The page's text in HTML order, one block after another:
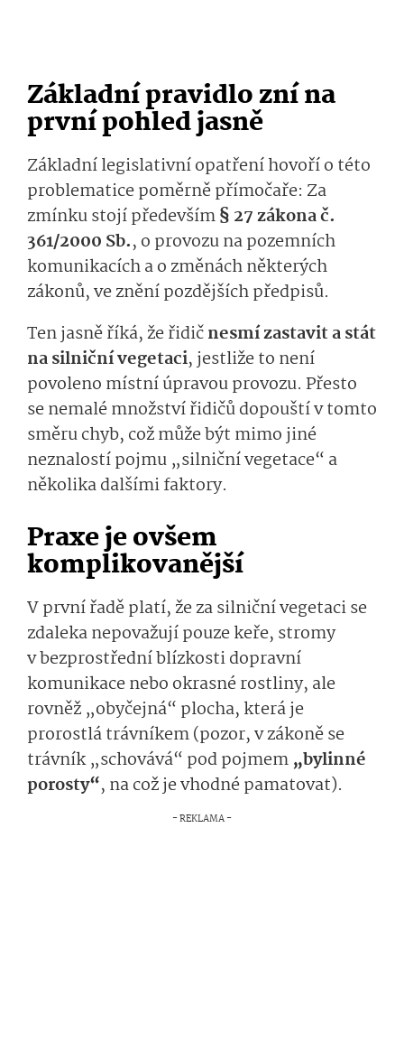
Základní pravidlo zní na
první pohled jasně
Základní legislativní opatření hovoří o této
problematice poměrně přímočaře: Za
zmínku stojí především§ 27 zákona č.
361/2000 Sb., o provozu na pozemních
komunikacích a o změnách některých
zákonů, ve znění pozdějších předpisů.
Ten jasně říká, že řidičnesmí zastavit a stát
na silniční vegetaci, jestliže to není
povoleno místní úpravou provozu. Přesto
se nemalé množství řidičů dopouští v tomto
směru chyb, což může být mimo jiné
neznalostí pojmu „silniční vegetace“ a
několika dalšími faktory.
Praxe je ovšem
komplikovanější
V první řadě platí, že za silniční vegetaci se
zdaleka nepovažují pouze keře, stromy
v bezprostřední blízkosti dopravní
komunikace nebo okrasné rostliny, ale
rovněž „obyčejná“ plocha, která je
prorostlá trávníkem (pozor, v zákoně se
trávník „schovává“ pod pojmem„bylinné
porosty“, na což je vhodné pamatovat).